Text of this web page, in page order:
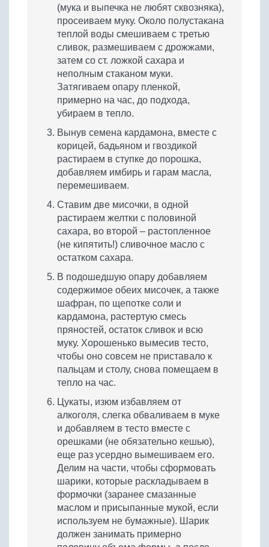
(мука и выпечка не любят сквозняка),
просеиваем муку. Около полустакана
теплой воды смешиваем с третью
сливок, размешиваем с дрожжами,
затем со ст. ложкой сахара и
неполным стаканом муки.
Затягиваем опару пленкой,
примерно на час, до подхода,
убираем в тепло.
Вынув семена кардамона, вместе с
корицей, бадьяном и гвоздикой
растираем в ступке до порошка,
добавляем имбирь и гарам масла,
перемешиваем.
Ставим две мисочки, в одной
растираем желтки с половиной
сахара, во второй – растопленное
(не кипятить!) сливочное масло с
остатком сахара.
В подошедшую опару добавляем
содержимое обеих мисочек, а также
шафран, по щепотке соли и
кардамона, растертую смесь
пряностей, остаток сливок и всю
муку. Хорошенько вымесив тесто,
чтобы оно совсем не приставало к
пальцам и столу, снова помещаем в
тепло на час.
Цукаты, изюм избавляем от
алкоголя, слегка обваливаем в муке
и добавляем в тесто вместе с
орешками (не обязательно кешью),
еще раз усердно вымешиваем его.
Делим на части, чтобы сформовать
шарики, которые раскладываем в
формочки (заранее смазанные
маслом и присыпанные мукой, если
используем не бумажные). Шарик
должен занимать примерно